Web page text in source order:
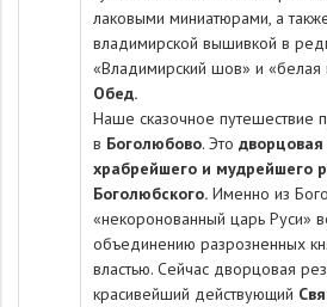
лаковыми миниатюрами, а
владимирской вышивкой в
«Владимирский шов» и «белая
Обед.
Наше сказочное путешествие
в Боголюбово. Это
храбрейшего и мудрейшего
Боголюбского. Именно из
«некоронованный царь Руси»
объединению разрозненных
властью. Сейчас дворцовая
красивейший действующий